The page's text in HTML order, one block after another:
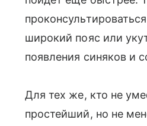
широкий пояс или
появления синяков и
Для тех же, кто не
простейший, но не